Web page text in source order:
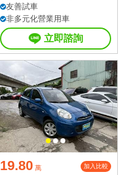
友善試車
非多元化營業用車
立即諮詢
19.80 萬 加入比較